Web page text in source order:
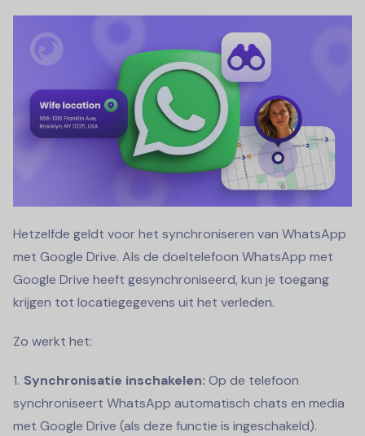
Hetzelfde geldt voor het synchroniseren van WhatsApp
met Google Drive. Als de doeltelefoon WhatsApp met
Google Drive heeft gesynchroniseerd, kun je toegang
krijgen tot locatiegegevens uit het verleden.
Zo werkt het:
Synchronisatie inschakelen: Op de telefoon
synchroniseert WhatsApp automatisch chats en media
met Google Drive (als deze functie is ingeschakeld).